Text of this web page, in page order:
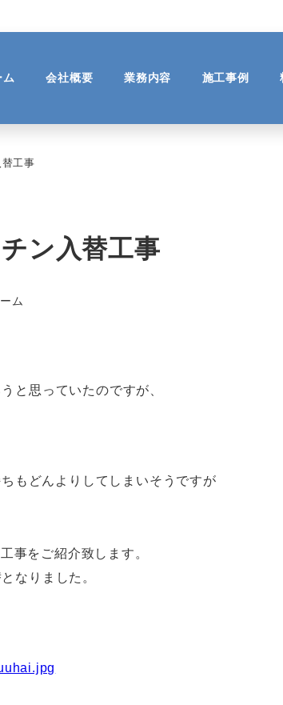
ム 会社概要 業務内容 施工事例
工事
ン入替工事
ム
と思っていたのですが、
もどんよりしてしまいそうですが
事をご紹介致します。
なりました。